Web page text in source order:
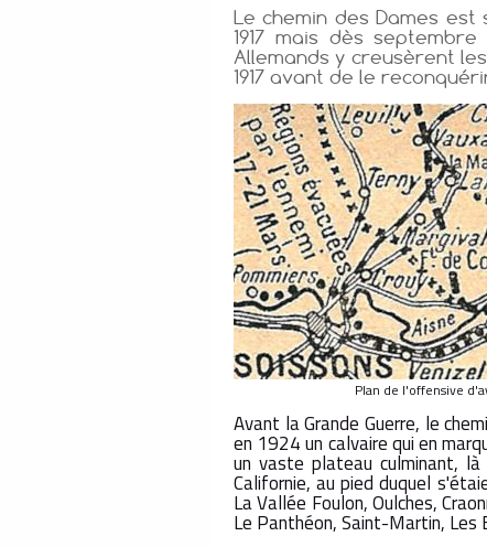
Le chemin des Dames
1917 mais dès
Allemands y creusèrent
1917 avant de le
Plan de l'offensive
Avant la Grande Guerre, le
en 1924 un calvaire qui en
un vaste plateau culminant,
Californie, au pied duquel
La Vallée Foulon, Oulches,
Le Panthéon, Saint-Martin, Les